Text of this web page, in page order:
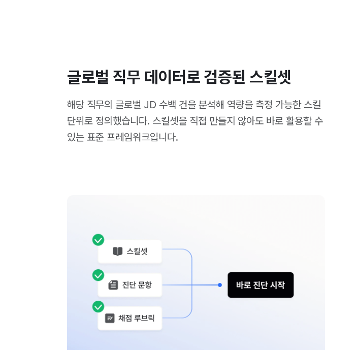
글로벌 직무 데이터로 검증된 스킬셋
해당 직무의 글로벌 JD 수백 건을 분석해 역량을 측정 가능한 스킬
단위로 정의했습니다. 스킬셋을 직접 만들지 않아도 바로 활용할 수
있는 표준 프레임워크입니다.